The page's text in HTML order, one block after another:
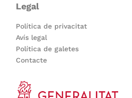
Legal
Política de privacitat
Avís legal
Política de galetes
Contacte